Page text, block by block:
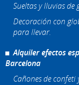
Sueltas y lluvias de
Decoración con
para llevar.
Alquiler efectos
Barcelona
Cañones de